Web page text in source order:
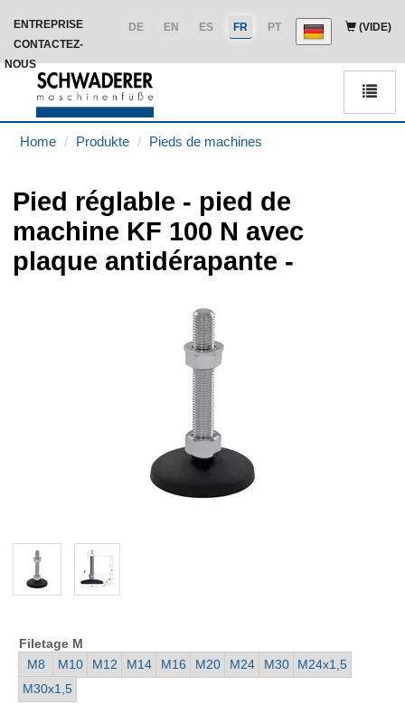
(VIDE)
ENTREPRISE PT
FR
ES
EN
DE
CONTACTEZ-
NOUS
Home Produkte Pieds de machines
Pied réglable - pied de
machine KF 100 N avec
plaque antidérapante -
Filetage M
M8 M10 M12 M14 M16 M20 M24 M30
M24x1,5
M30x1,5